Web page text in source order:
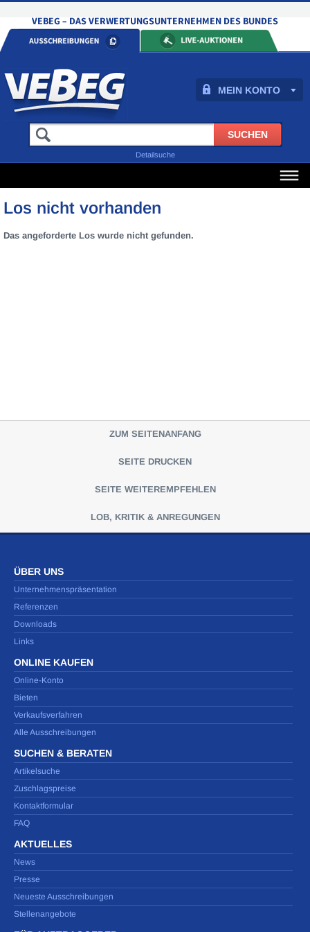
MEIN KONTO
Detailsuche
Los nicht vorhanden
Das angeforderte Los wurde nicht gefunden.
ZUM SEITENANFANG
SEITE DRUCKEN
SEITE WEITEREMPFEHLEN
LOB, KRITIK & ANREGUNGEN
ÜBER UNS
Unternehmenspräsentation
Referenzen
Downloads
Links
ONLINE KAUFEN
Online-Konto
Bieten
Verkaufsverfahren
Alle Ausschreibungen
SUCHEN & BERATEN
Artikelsuche
Zuschlagspreise
Kontaktformular
FAQ
AKTUELLES
News
Presse
Neueste Ausschreibungen
Stellenangebote